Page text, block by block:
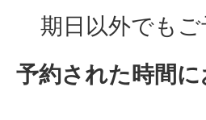
期日以外でも
予約された時間